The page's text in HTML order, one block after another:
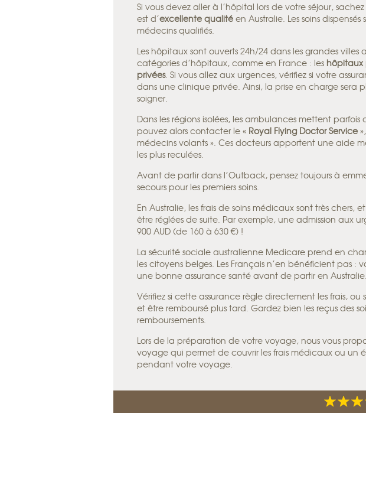
Si vous devez aller à l’hôpital lors de votre séjour,
est d’excellente qualité en Australie. Les soins dispensés
médecins qualifiés.
Les hôpitaux sont ouverts 24h/24 dans les grandes villes
catégories d’hôpitaux, comme en France : les hôpitaux
privées. Si vous allez aux urgences, vérifiez si votre
dans une clinique privée. Ainsi, la prise en charge sera
soigner.
Dans les régions isolées, les ambulances mettent parfois
pouvez alors contacter le « Royal Flying Doctor Service
médecins volants ». Ces docteurs apportent une aide
les plus reculées.
Avant de partir dans l’Outback, pensez toujours à
secours pour les premiers soins.
En Australie, les frais de soins médicaux sont très chers,
être réglées de suite. Par exemple, une admission aux
900 AUD (de 160 à 630 €) !
La sécurité sociale australienne Medicare prend en
les citoyens belges. Les Français n’en bénéficient pas :
une bonne assurance santé avant de partir en Australie.
Vérifiez si cette assurance règle directement les frais, ou
et être remboursé plus tard. Gardez bien les reçus des
remboursements.
Lors de la préparation de votre voyage, nous vous
voyage qui permet de couvrir les frais médicaux ou un
pendant votre voyage.